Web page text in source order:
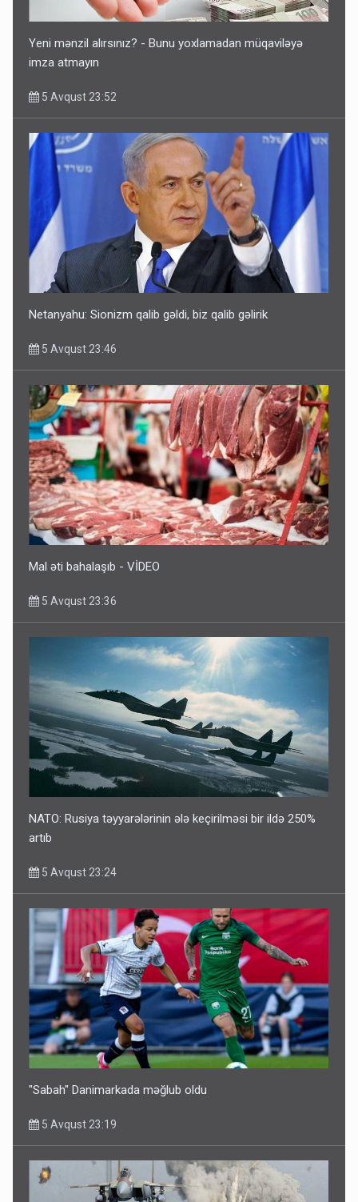
Azərbaycana qarşı ərazi iddiaları çıxarılmalıdır”
TƏCİLİ! Fəlakət üçün TARİX VERİLDİ - Bu bölgələr
xəritədən silinəcək
4 Avqust 12:01
Ərdoğana sui-qəsd planının iştirakçısı detalları açıqladı
5 Avqust 16:56
Yeni mənzil alırsınız? - Bunu yoxlamadan müqaviləyə
imza atmayın
5 Avqust 23:52
Netanyahu: Sionizm qalib gəldi, biz qalib gəlirik
5 Avqust 23:46
Mal əti bahalaşıb - VİDEO
5 Avqust 23:36
NATO: Rusiya təyyarələrinin ələ keçirilməsi bir ildə 250%
artıb
5 Avqust 23:24
"Sabah" Danimarkada məğlub oldu
5 Avqust 23:19